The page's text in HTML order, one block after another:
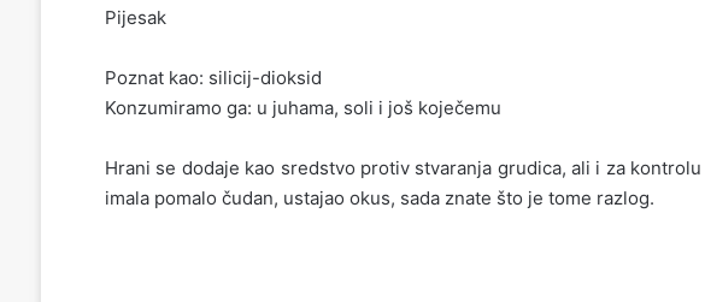
Pijesak
Poznat kao: silicij-dioksid
Konzumiramo ga: u juhama, soli i još koječemu
Hrani se dodaje kao sredstvo protiv stvaranja grudica, ali i za
imala pomalo čudan, ustajao okus, sada znate što je tome razlog.